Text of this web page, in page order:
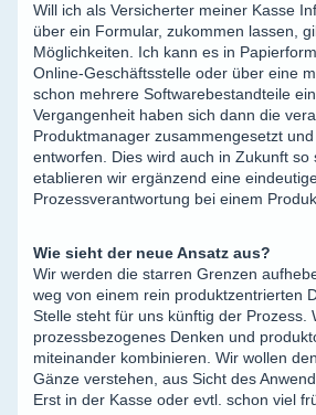
Will ich als Versicherter meiner Kasse
über ein Formular, zukommen lassen,
Möglichkeiten. Ich kann es in
Online-Geschäftsstelle oder über eine
schon mehrere Softwarebestandteile
Vergangenheit haben sich dann die
Produktmanager zusammengesetzt
entworfen. Dies wird auch in Zukunft so
etablieren wir ergänzend eine
Prozessverantwortung bei einem
Wie sieht der neue Ansatz aus?
Wir werden die starren Grenzen
weg von einem rein produktzentrierten
Stelle steht für uns künftig der Prozess.
prozessbezogenes Denken und
miteinander kombinieren. Wir wollen
Gänze verstehen, aus Sicht des
Erst in der Kasse oder evtl. schon viel